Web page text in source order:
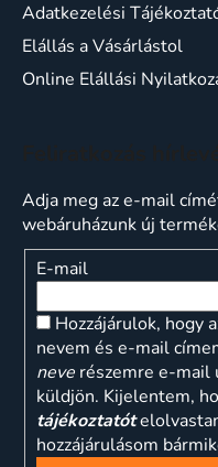
Adatkezelési
Elállás a Vásárlástol
Online Elállási
Adja meg az e-mail
webáruházunk új
E-mail
Hozzájárulok, hogy
nevem és e-mail
neve részemre e-mail
küldjön. Kijelentem,
tájékoztatót
hozzájárulásom